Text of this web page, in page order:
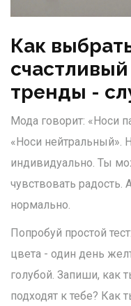
Как
тренды -
Мода говорит: «Носи
«Носи нейтральный».
индивидуально. Ты
чувствовать радость.
нормально.
Попробуй простой
цвета - один день
голубой. Запиши, как
подходят к тебе? Как